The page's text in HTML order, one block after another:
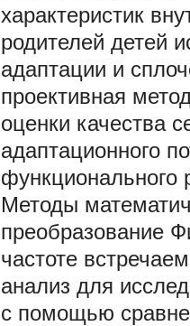
характеристик
родителей детей
адаптации и
проективная
оценки качества
адаптационного
функционального
Методы
преобразование
частоте
анализ для
с помощью